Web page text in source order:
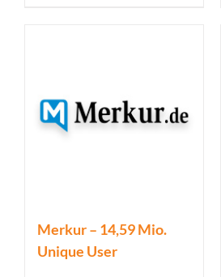
Merkur – 14,59 Mio.
Unique User